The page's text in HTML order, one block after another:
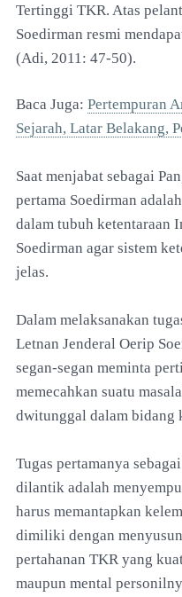
Tertinggi TKR. Atas
Soedirman resmi
(Adi, 2011: 47-50).
Baca Juga: Pertempuran
Sejarah, Latar Belakang,
Saat menjabat sebagai
pertama Soedirman
dalam tubuh ketentaraan
Soedirman agar sistem
jelas.
Dalam melaksanakan
Letnan Jenderal Oerip
segan-segan meminta
memecahkan suatu
dwitunggal dalam bidang
Tugas pertamanya
dilantik adalah
harus memantapkan
dimiliki dengan
pertahanan TKR yang
maupun mental